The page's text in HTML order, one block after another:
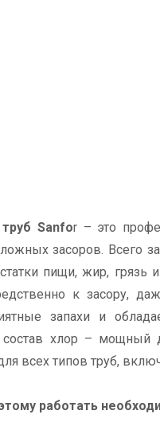
Sanfor – это
засоров. Всего
пищи, жир, грязь
к засору,
запахи и
хлор – мощный
всех типов труб,
работать